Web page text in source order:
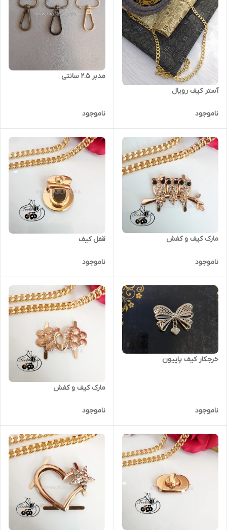
آستر کیف رویال
ناموجود
مدبر ۲.۵ سانتی
ناموجود
مارک کیف و کفش
ناموجود
قفل کیف
ناموجود
خرجکار کیف پاپیون
ناموجود
مارک کیف و کفش
ناموجود